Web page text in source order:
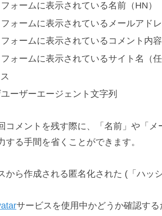
ォームに表示されている名前（HN）
ォームに表示されているメールアド
ォームに表示されているコメント内容
ォームに表示されているサイト名（任
ーザーエージェント文字列
コメントを残す際に、「名前」や「メ
する手間を省くことができます。
から作成される匿名化された (「ハッ
サービスを使用中かどうか確認す